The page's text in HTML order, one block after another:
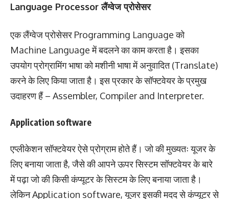
Language Processor लैंग्वेज प्रोसेसर
एक लैंग्वेज प्रोसेसर Programming Language को
Machine Language में बदलने का काम करता है। इसका
उपयोग प्रोग्रामिंग भाषा को मशीनी भाषा में अनुवादित (Translate)
करने के लिए किया जाता है। इस प्रकार के सॉफ्टवेयर के प्रमुख
उदाहरण हैं – Assembler, Compiler and Interpreter.
Application software
एप्लीकेशन सॉफ्टवेयर ऐसे प्रोग्राम होते हैं। जो की मुख्यतः यूजर के
लिए बनाया जाता है, जैसे की आपने ऊपर सिस्टम सॉफ्टवेयर के बारे
में पढ़ा जो की किसी कंप्यूटर के सिस्टम के लिए बनाया जाता है।
लेकिन Application software, यूजर इसकी मदद से कंप्यूटर से